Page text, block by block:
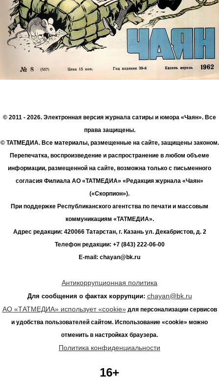
© 2011 - 2026. Электронная версия журнала сатиры и юмора «Чаян». Все
права защищены.
© ТАТМЕДИА. Все материалы, размещенные на сайте, защищены законом.
Перепечатка, воспроизведение и распространение в любом объеме
информации, размещенной на сайте, возможна только с письменного
согласия Филиала АО «ТАТМЕДИА» «Редакция журнала «Чаян»
(«Скорпион»).
При поддержке Республиканского агентства по печати и массовым
коммуникациям «ТАТМЕДИА».
Адрес редакции: 420066 Татарстан, г. Казань ул. Декабристов, д. 2
Телефон редакции: +7 (843) 222-06-00
E-mail: chayan@bk.ru
Антикоррупционная политика
Для сообщения о фактах коррупции: chayan@bk.ru
АО «ТАТМЕДИА» использует «cookie»для персонализации сервисов
и удобства пользователей сайтом. Использование «cookie» можно
отменить в настройках браузера.
Политика конфиденциальности
16+